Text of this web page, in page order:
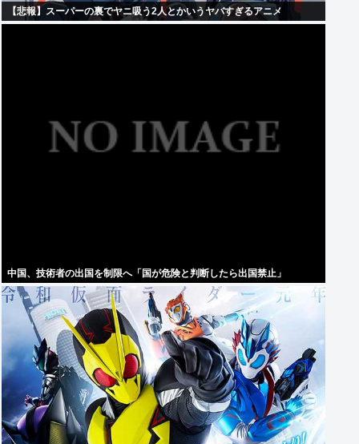
【悲報】スーパーの裏でヤニ吸う2人とかいうヤバすぎるアニメ
中国、技術者の出国を制限へ「国が危険と判断したら出国禁止」